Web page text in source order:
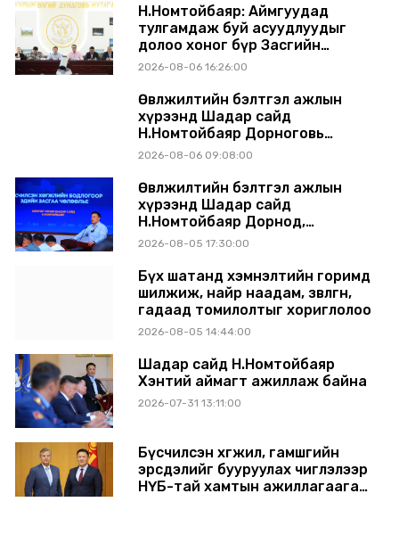
Н.Номтойбаяр: Аймгуудад
тулгамдаж буй асуудлуудыг
долоо хоног бүр Засгийн
газрын хуралдаанд
2026-08-06 16:26:00
Өвөлжилтийн бэлтгэл ажлын
хүрээнд Шадар сайд
Н.Номтойбаяр Дорноговь
аймагт ажиллав
2026-08-06 09:08:00
Өвөлжилтийн бэлтгэл ажлын
хүрээнд Шадар сайд
Н.Номтойбаяр Дорнод,
Сүхбаатар аймагт ажиллав
2026-08-05 17:30:00
Бүх шатанд хэмнэлтийн горимд
шилжиж, найр наадам, зөвлөгөөн,
гадаад томилолтыг хориглолоо
2026-08-05 14:44:00
Шадар сайд Н.Номтойбаяр
Хэнтий аймагт ажиллаж байна
2026-07-31 13:11:00
Бүсчилсэн хөгжил, гамшгийн
эрсдэлийг бууруулах чиглэлээр
НҮБ-тай хамтын ажиллагаагаа